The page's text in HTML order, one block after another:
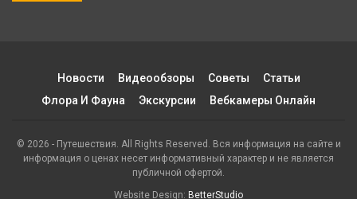
Новости Видеообзоры Советы
Статьи
Флора И Фауна
Экскурсии Вебкамеры Онлайн
© 2026 - Путешествия. All Rights Reserved. Вся информация на сайте и
информация о ценах несет информативный характер и не является
публичной офертой.
Website Design: BetterStudio